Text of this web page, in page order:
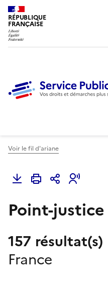
RÉPUBLIQUE
FRANÇAISE
Voir le fil d'ariane
Point-justice
157 résultat(s)
France